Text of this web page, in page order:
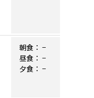
朝食： −
昼食： −
夕食： −